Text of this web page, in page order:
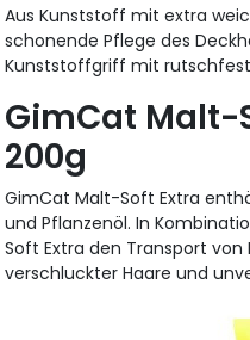
Aus Kunststoff mit extra
schonende Pflege des
Kunststoffgriff mit
GimCat Malt-
200g
GimCat Malt-Soft Extra
und Pflanzenöl. In
Soft Extra den Transport
verschluckter Haare und